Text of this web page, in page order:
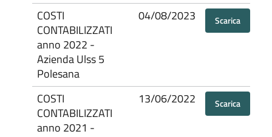
COSTI
CONTABILIZZATI
anno 2022 -
Azienda Ulss 5
Polesana
04/08/2023 Scarica
COSTI
CONTABILIZZATI
anno 2021 -
13/06/2022 Scarica